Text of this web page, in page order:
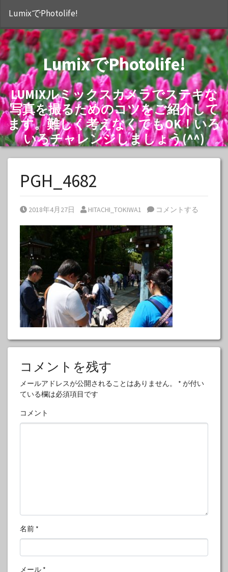
LumixでPhotolife!
LumixでPhotolife!
LUMIXルミックスカメラでステキな
写真を撮るためのコツをご紹介して
ます。難しく考えなくてもOK！いろ
いろチャレンジしましょう(^^)
PGH_4682
Posted on
2018年4月27日 Posted by
HITACHI_TOKIWA1 コメントする
コメントを残す
メールアドレスが公開されることはありません。 * が付い
ている欄は必須項目です
コメント
名前 *
メール *